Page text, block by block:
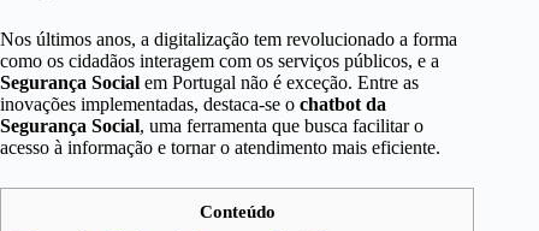
Nos últimos anos, a digitalização tem revolucionado a forma
como os cidadãos interagem com os serviços públicos, e a
Segurança Social em Portugal não é exceção. Entre as
inovações implementadas, destaca-se o chatbot da
Segurança Social, uma ferramenta que busca facilitar o
acesso à informação e tornar o atendimento mais eficiente.
Conteúdo